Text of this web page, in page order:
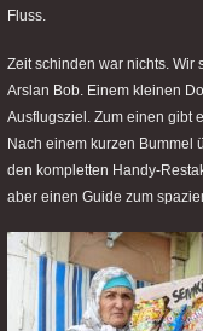
Fluss.
Zeit schinden war nichts. Wir
Arslan Bob. Einem kleinen
Ausflugsziel. Zum einen gibt
Nach einem kurzen Bummel
den kompletten Handy-
aber einen Guide zum